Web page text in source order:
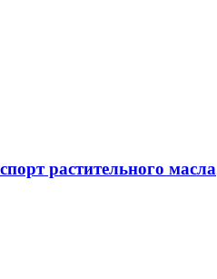
растительного масла